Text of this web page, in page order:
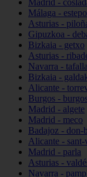
Madrid -
Málaga -
Asturias -
Gipuzkoa -
Bizkaia - getxo
Asturias -
Navarra - tafalla
Bizkaia -
Alicante -
Burgos -
Madrid - algete
Madrid - meco
Badajoz - don-
Alicante -
Madrid - parla
Asturias -
Navarra -